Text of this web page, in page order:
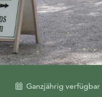
Ganzjährig verfügbar